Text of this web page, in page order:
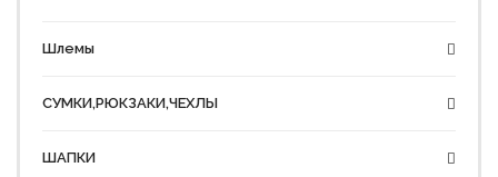
Шлемы
СУМКИ,РЮКЗАКИ,ЧЕХЛЫ
ШАПКИ